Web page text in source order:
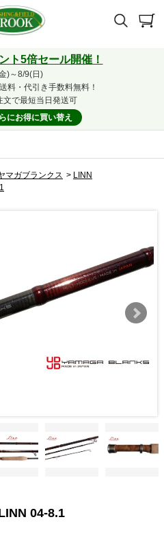
ト5倍セール開催！
)～8/9(日)
料・代引き手数料無料！
文で最短当日発送可
にお得に買い替え
マガブランクス > LINN
04-8.1